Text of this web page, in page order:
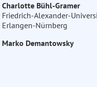
Charlotte Bühl-Gramer
Friedrich-Alexander-
Erlangen-Nürnberg
Marko Demantowsky